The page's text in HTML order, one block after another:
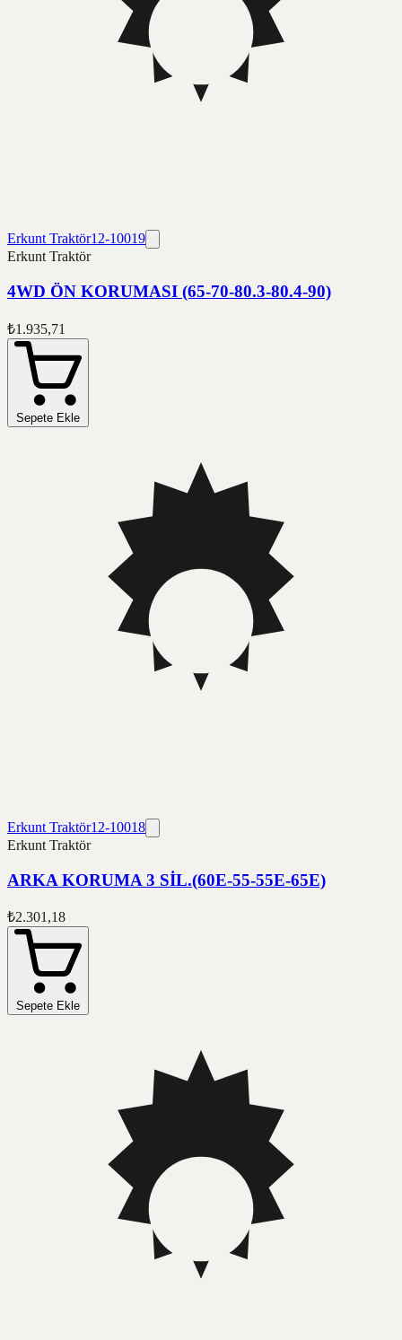
Erkunt Traktör12-10019
Erkunt Traktör
4WD ÖN KORUMASI (65-70-80.3-80.4-90)
₺1.935,71
Sepete Ekle
Erkunt Traktör12-10018
Erkunt Traktör
ARKA KORUMA 3 SİL.(60E-55-55E-65E)
₺2.301,18
Sepete Ekle